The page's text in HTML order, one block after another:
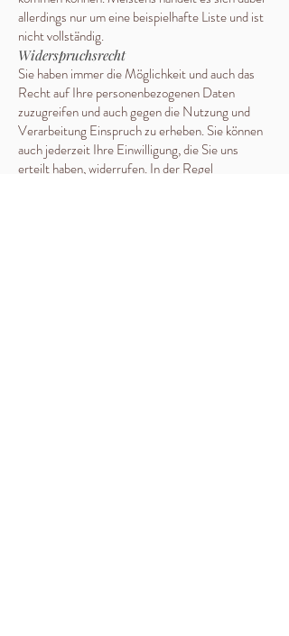
allerdings nur um eine beispielhafte Liste und ist
nicht vollständig.
Widerspruchsrecht
Sie haben immer die Möglichkeit und auch das
Recht auf Ihre personenbezogenen Daten
zuzugreifen und auch gegen die Nutzung und
Verarbeitung Einspruch zu erheben. Sie können
auch jederzeit Ihre Einwilligung, die Sie uns
erteilt haben, widerrufen. In der Regel